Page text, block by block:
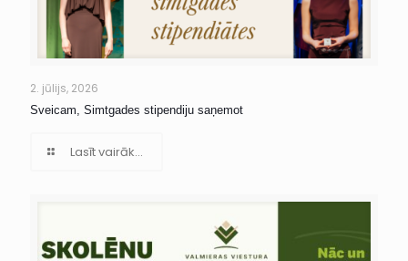
2. jūlijs, 2026
Sveicam, Simtgades stipendiju saņemot
Lasīt vairāk...